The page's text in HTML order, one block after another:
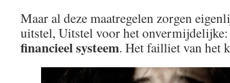
Maar al deze maatregelen zorgen
uitstel, Uitstel voor het
financieel systeem. Het failliet van het